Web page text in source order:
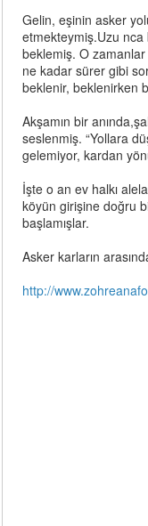
Gelin, eşinin asker
etmekteymiş.Uzu
beklemiş. O
ne kadar sürer gibi
beklenir, beklenirken
Akşamın bir
seslenmiş. “Yollara
gelemiyor, kardan
İşte o an ev halkı
köyün girişine doğru
başlamışlar.
Asker karların
http://